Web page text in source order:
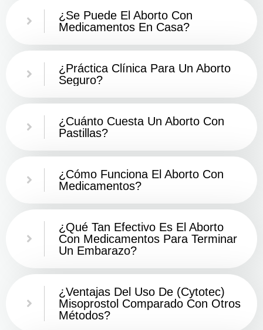
¿Se Puede El Aborto Con
Medicamentos En Casa?
¿Práctica Clínica Para Un Aborto
Seguro?
¿Cuánto Cuesta Un Aborto Con
Pastillas?
¿Cómo Funciona El Aborto Con
Medicamentos?
¿Qué Tan Efectivo Es El Aborto
Con Medicamentos Para Terminar
Un Embarazo?
¿Ventajas Del Uso De (Cytotec)
Misoprostol Comparado Con Otros
Métodos?